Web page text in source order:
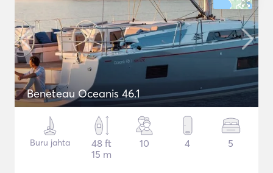
Beneteau Oceanis 46.1
Buru jahta
48 ft
15 m
10 4 5